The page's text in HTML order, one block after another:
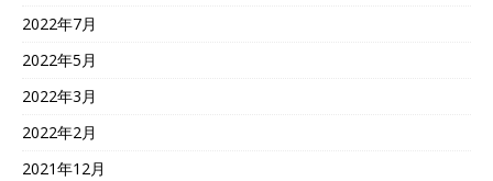
2022年7月
2022年5月
2022年3月
2022年2月
2021年12月